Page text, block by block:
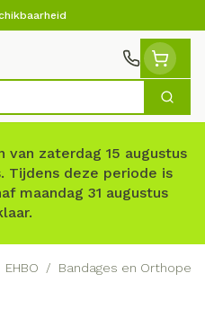
Zoek
van zaterdag 15 augustus
Tijdens deze periode is
maandag 31 augustus
EHBO / Bandages en